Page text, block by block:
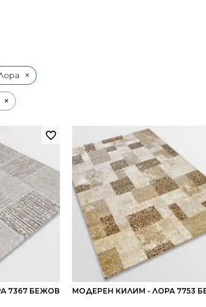
×
×
7367 БЕЖОВ МОДЕРЕН КИЛИМ - ЛОРА 7753